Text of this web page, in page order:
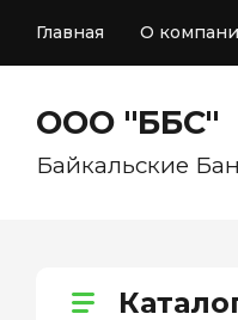
Главная О
ООО "ББС"
Байкальские